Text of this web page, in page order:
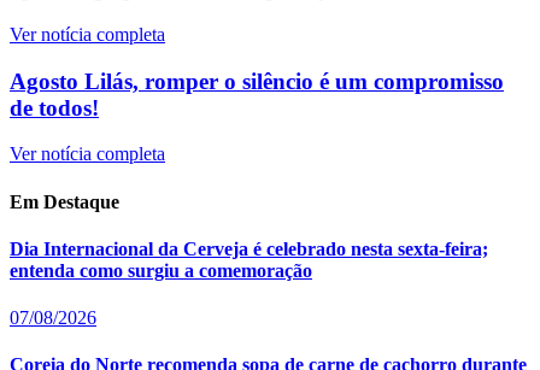
Ver notícia completa
Agosto Lilás, romper o silêncio é um compromisso
de todos!
Ver notícia completa
Em Destaque
Dia Internacional da Cerveja é celebrado nesta sexta-feira;
entenda como surgiu a comemoração
07/08/2026
Coreia do Norte recomenda sopa de carne de cachorro durante